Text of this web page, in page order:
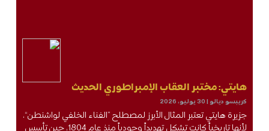
هايتي: مختبر العقاب الإمبراطوري الحديث
كريبسو ديالو 30 يوليو، 2026
جزيرة هايتي تعتبر المثال الأبرز لمصطلح ”الفناء الخلفي لواشنطن“،
لأنها تاريخياً كانت تشكل تهديداً وجودياً منذ عام 1804، حين تأسس